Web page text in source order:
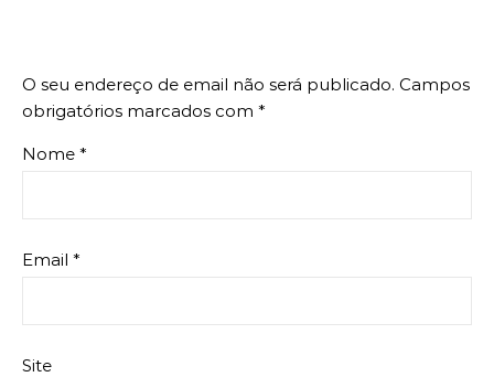
O seu endereço de email não será publicado. Campos
obrigatórios marcados com *
Nome *
Email *
Site